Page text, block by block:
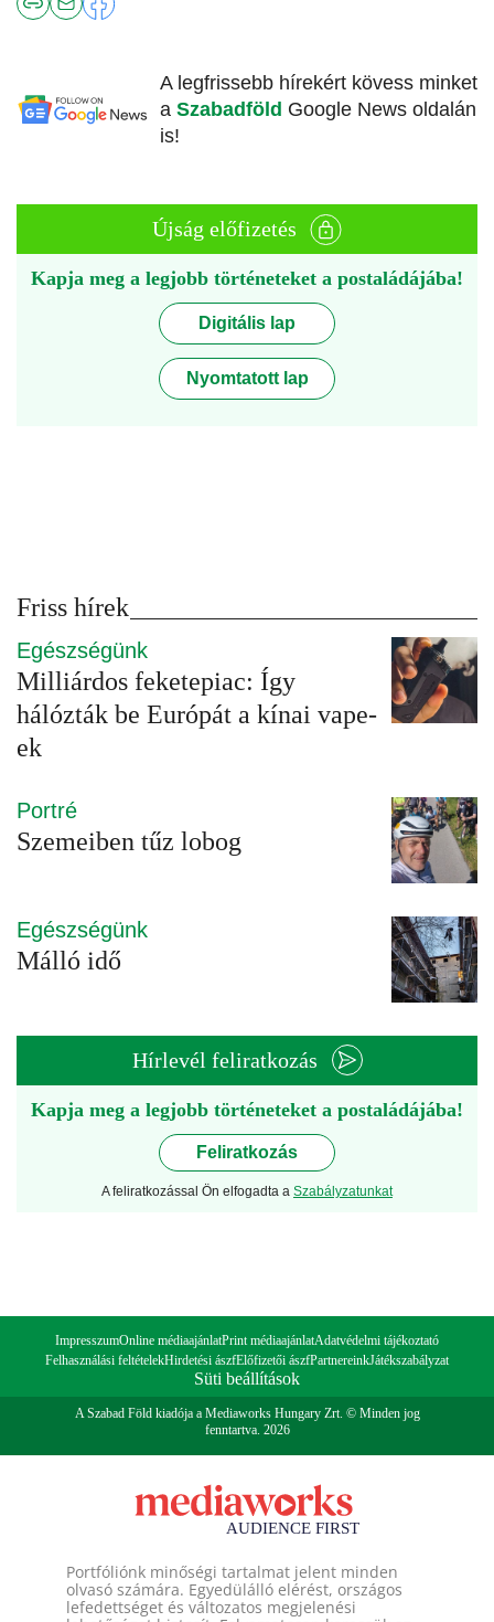
A legfrissebb hírekért kövess minket
a Szabadföld Google News oldalán
is!
Újság előfizetés
Kapja meg a legjobb történeteket a postaládájába!
Digitális lap
Nyomtatott lap
Friss hírek
Egészségünk
Milliárdos feketepiac: Így
hálózták be Európát a kínai vape-
ek
Portré
Szemeiben tűz lobog
Egészségünk
Málló idő
Hírlevél feliratkozás
Kapja meg a legjobb történeteket a postaládájába!
Feliratkozás
A feliratkozással Ön elfogadta a Szabályzatunkat
ImpresszumOnline médiaajánlatPrint médiaajánlatAdatvédelmi tájékoztató
Felhasználási feltételekHirdetési ászfElőfizetői ászfPartnereinkJátékszabályzat
Süti beállítások
A Szabad Föld kiadója a Mediaworks Hungary Zrt. © Minden jog
fenntartva. 2026
Portfóliónk minőségi tartalmat jelent minden
olvasó számára. Egyedülálló elérést, országos
lefedettséget és változatos megjelenési